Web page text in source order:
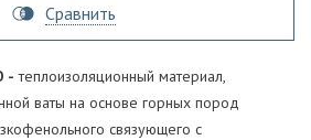
Сравнить
- теплоизоляционный материал,
ваты на основе горных пород
связующего с